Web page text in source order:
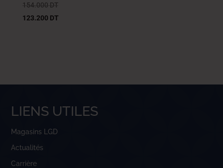
154.000 DT
123.200 DT
LIENS UTILES
Magasins LGD
Actualités
Carrière